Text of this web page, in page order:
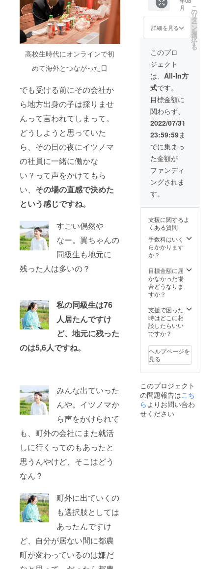
高校生時代にオンラインで初
めて海外とつながった日
でも受ける前にその会社か
ら地方出身の子は採りませ
んって言われてしまって。
どうしようと思っていた
ら、その日の夜にイツノマ
の社員に一緒に働かな
い？って声をかけてもら
い、 その場の直感で決めた
という感じですね。
すごい偶然や
なー。翼ちゃんの
同級生も地元に
残った人は多いの？
私の同級生は76
人居たんですけ
ど、地元に残った
のは5,6人ですね。
みんな出ていった
んや。イツノマか
ら声をかけられて
も、町外の会社にまた就活
しに行くってのもあったと
思うんやけど、そこはどう
なん？
町外に出ていくの
も選択肢としては
あったんですけ
ど、自分が居ない間に都農
町が変わっているのは嫌だ
ださ
い。
コンサ
ルティ
ング会
社転職
上越市
に家族
で移
住、地
元のデ
ベロッ
パーで
商業施
設を開
発 30・
40代は
UDS株
式会社
の経
営、全
国のま
ちづく
りをお
3月、
UDSの
社長を
退任、
宮崎県
都農町
式会社
イツノ
マ起
まちづ
くりを
はじめ
る。
ツノマ
社員が
ご案内
します
員と一
緒に
BBQ内
容
「BBQ
コン
ロ、火
起こ
し、宮
崎産食
材
（牛、
豚、
鶏、野
菜）、
食器類
等をご
用意。
らで旬
の食材
をお楽
しみく
ださ
い。イ
寄付者
を迎え
ます」
2022年
8月から
2024年
1月末日
ご予約
方法：
メール
にて
ンを送
付後、
指定予
約シス
テムか
都農町
でもオ
ンライ
ン上で
も、ど
ちらで
も対応
可能。
・1回1
時間程
度の対
話 ・有
効期
限：
2022年
8月から
2024年
1月末ま
で ・
メール
などで
スケ
ジュー
ルを調
ます。
場合
は、公
共の場
所で面
会しま
【中川
敬文】
新卒で
株式会
ラ、1年
9ヶ月で
コンサ
ルティ
社転職
26歳で
新潟県
上越市
で移
住、地
元のデ
ベロッ
パーで
月
詳細を見る
こ
の
リ
タ
ー
ン
を
選
択
す
る
このプロ
ジェクト
は、 All-In方
式です。
目標金額に
関わらず、
2022/07/31
23:59:59ま
でに集まっ
た金額が
ファンディ
ングされま
す。
支援に関するよ
くある質問
手数料はいく
らかかります
か？
目標金額に届
かなかった場
合どうなりま
すか？
支援で困った
時はどこに相
談したらいい
ですか？
ヘルプページを
見る
このプロジェクト
の問題報告はこち
らよりお問い合わ
せください